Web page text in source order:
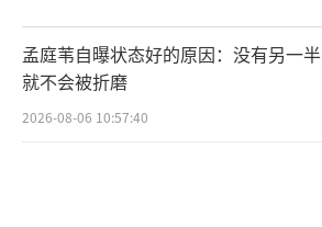
孟庭苇自曝状态好的原因：没有另一半
就不会被折磨
2026-08-06 10:57:40